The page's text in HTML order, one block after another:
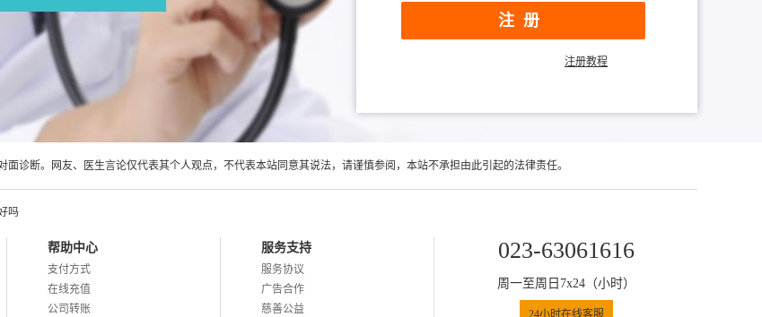
注册
注册教程
诊断。网友、医生言论仅代表其个人观点，不代表本站同意其说法，请谨慎参阅，本站不承担由此引起的法律责任。
吗
帮助中心
支付方式
在线充值
公司转账
服务支持
服务协议
广告合作
慈善公益
023-63061616
周一至周日7x24（小时）
24小时在线客服